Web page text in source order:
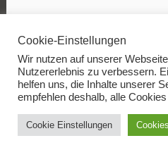
Vertrag widerrufen
Cookie-Einstellungen
Wir nutzen auf unserer
Nutzererlebnis zu verbessern.
helfen uns, die Inhalte unserer
empfehlen deshalb, alle
Cookie Einstellungen